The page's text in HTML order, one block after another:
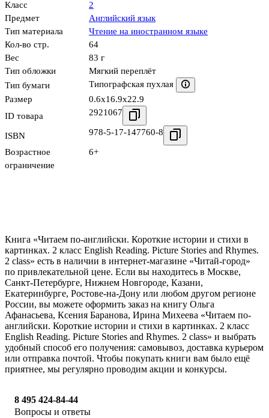
Класс
2
Предмет
Английский язык
Тип материала
Чтение на иностранном языке
Кол-во стр.
64
Вес
83 г
Тип обложки
Мягкий переплёт
Тип бумаги
Типографская пухлая
Размер
0.6x16.9x22.9
ID товара
2921067
ISBN 978-5-17-147760-8
Возрастное
ограничение
6+
Книга «Читаем по-английски. Короткие истории и стихи в
картинках. 2 класс English Reading. Picture Stories and Rhymes.
2 class» есть в наличии в интернет-магазине «Читай-город»
по привлекательной цене. Если вы находитесь в Москве,
Санкт-Петербурге, Нижнем Новгороде, Казани,
Екатеринбурге, Ростове-на-Дону или любом другом регионе
России, вы можете оформить заказ на книгу Ольга
Афанасьева, Ксения Баранова, Ирина Михеева «Читаем по-
английски. Короткие истории и стихи в картинках. 2 класс
English Reading. Picture Stories and Rhymes. 2 class» и выбрать
удобный способ его получения: самовывоз, доставка курьером
или отправка почтой. Чтобы покупать книги вам было ещё
приятнее, мы регулярно проводим акции и конкурсы.
8 495 424-84-44
Вопросы и ответы